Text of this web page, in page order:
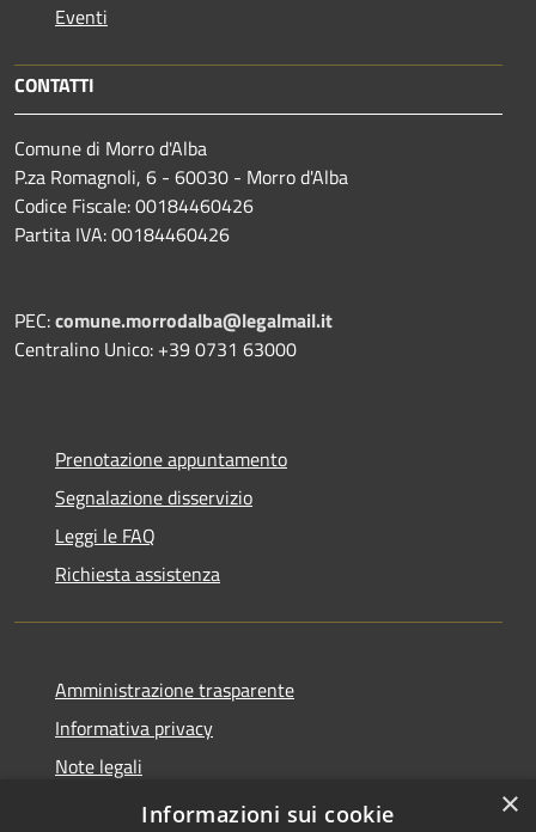
Eventi
CONTATTI
Comune di Morro d'Alba
P.za Romagnoli, 6 - 60030 - Morro d'Alba
Codice Fiscale: 00184460426
Partita IVA: 00184460426
PEC:comune.morrodalba@legalmail.it
Centralino Unico: +39 0731 63000
Prenotazione appuntamento
Segnalazione disservizio
Leggi le FAQ
Richiesta assistenza
Amministrazione trasparente
Informativa privacy
Note legali
Dichiarazione di accessibilità
×
Informazioni sui cookie